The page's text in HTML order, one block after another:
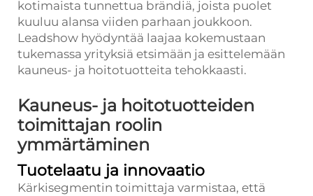
kotimaista tunnettua brändiä, joista puolet
kuuluu alansa viiden parhaan joukkoon.
Leadshow hyödyntää laajaa kokemustaan
tukemassa yrityksiä etsimään ja esittelemään
kauneus- ja hoitotuotteita tehokkaasti.
Kauneus- ja hoitotuotteiden
toimittajan roolin
ymmärtäminen
Tuotelaatu ja innovaatio
Kärkisegmentin toimittaja varmistaa, että